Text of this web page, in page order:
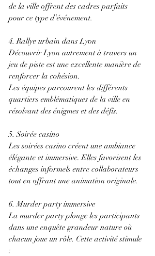
de la ville offrent des cadres parfaits
pour ce type d’événement.
4. Rallye urbain dans Lyon
Découvrir Lyon autrement à travers un
jeu de piste est une excellente manière de
renforcer la cohésion.
Les équipes parcourent les différents
quartiers emblématiques de la ville en
résolvant des énigmes et des défis.
5. Soirée casino
Les soirées casino créent une ambiance
élégante et immersive. Elles favorisent les
échanges informels entre collaborateurs
tout en offrant une animation originale.
6. Murder party immersive
La murder party plonge les participants
dans une enquête grandeur nature où
chacun joue un rôle. Cette activité stimule
: